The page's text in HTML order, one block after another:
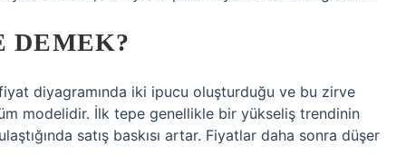
DEMEK?
diyagramında iki ipucu oluşturduğu ve bu zirve
modelidir. İlk tepe genellikle bir yükseliş trendinin
satış baskısı artar. Fiyatlar daha sonra düşer